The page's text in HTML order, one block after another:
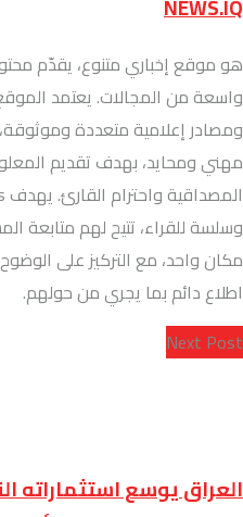
NEWS.IQ
هو موقع إخباري متنوع، يقدّم
واسعة من المجالات. يعتمد
ومصادر إعلامية متعددة
مهني ومحايد، بهدف تقديم
وسلسة للقراء، تتيح لهم متابعة
مكان واحد، مع التركيز على
اطلاع دائم بما يجري من حولهم.
Next Post
العراق يوسع استثماراته